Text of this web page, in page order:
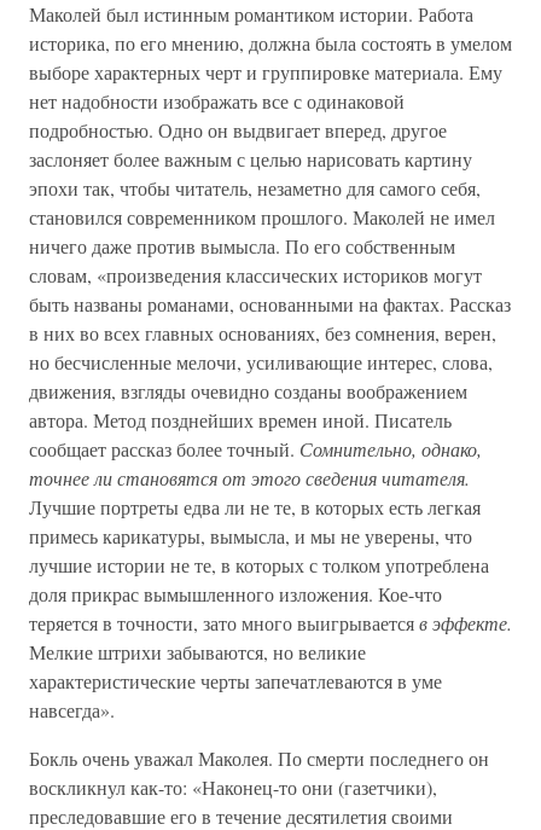
Маколей был истинным романтиком истории. Работа
историка, по его мнению, должна была состоять в умелом
выборе характерных черт и группировке материала. Ему
нет надобности изображать все с одинаковой
подробностью. Одно он выдвигает вперед, другое
заслоняет более важным с целью нарисовать картину
эпохи так, чтобы читатель, незаметно для самого себя,
становился современником прошлого. Маколей не имел
ничего даже против вымысла. По его собственным
словам, «произведения классических историков могут
быть названы романами, основанными на фактах. Рассказ
в них во всех главных основаниях, без сомнения, верен,
но бесчисленные мелочи, усиливающие интерес, слова,
движения, взгляды очевидно созданы воображением
автора. Метод позднейших времен иной. Писатель
сообщает рассказ более точный. Сомнительно, однако,
точнее ли становятся от этого сведения читателя.
Лучшие портреты едва ли не те, в которых есть легкая
примесь карикатуры, вымысла, и мы не уверены, что
лучшие истории не те, в которых с толком употреблена
доля прикрас вымышленного изложения. Кое-что
теряется в точности, зато много выигрываетсяв эффекте.
Мелкие штрихи забываются, но великие
характеристические черты запечатлеваются в уме
навсегда».
Бокль очень уважал Маколея. По смерти последнего он
воскликнул как-то: «Наконец-то они (газетчики),
преследовавшие его в течение десятилетия своими